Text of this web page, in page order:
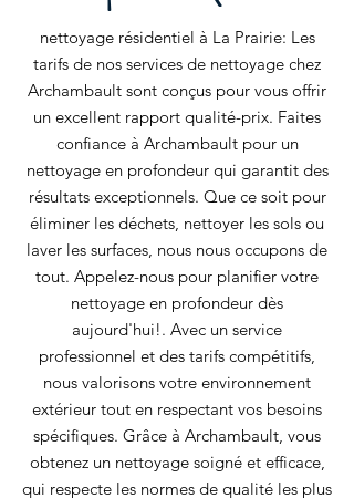
nettoyage résidentiel à La Prairie: Les
tarifs de nos services de nettoyage chez
Archambault sont conçus pour vous offrir
un excellent rapport qualité-prix. Faites
confiance à Archambault pour un
nettoyage en profondeur qui garantit des
résultats exceptionnels. Que ce soit pour
éliminer les déchets, nettoyer les sols ou
laver les surfaces, nous nous occupons de
tout. Appelez-nous pour planifier votre
nettoyage en profondeur dès
aujourd'hui!. Avec un service
professionnel et des tarifs compétitifs,
nous valorisons votre environnement
extérieur tout en respectant vos besoins
spécifiques. Grâce à Archambault, vous
obtenez un nettoyage soigné et efficace,
qui respecte les normes de qualité les plus